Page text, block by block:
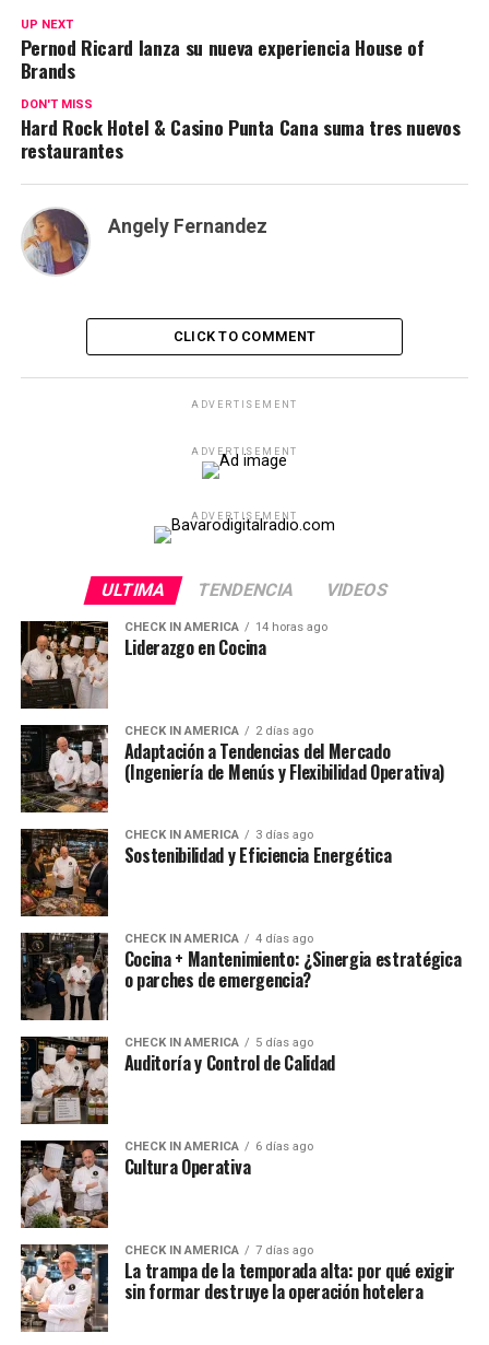
UP NEXT
Pernod Ricard lanza su nueva experiencia House of
Brands
DON'T MISS
Hard Rock Hotel & Casino Punta Cana suma tres nuevos
restaurantes
Angely Fernandez
CLICK TO COMMENT
ADVERTISEMENT
ADVERTISEMENT
ADVERTISEMENT
ULTIMA TENDENCIA VIDEOS
CHECK IN AMERICA 14 horas ago
Liderazgo en Cocina
CHECK IN AMERICA 2 días ago
Adaptación a Tendencias del Mercado
(Ingeniería de Menús y Flexibilidad Operativa)
CHECK IN AMERICA 3 días ago
Sostenibilidad y Eficiencia Energética
CHECK IN AMERICA 4 días ago
Cocina + Mantenimiento: ¿Sinergia estratégica
o parches de emergencia?
CHECK IN AMERICA 5 días ago
Auditoría y Control de Calidad
CHECK IN AMERICA 6 días ago
Cultura Operativa
CHECK IN AMERICA 7 días ago
La trampa de la temporada alta: por qué exigir
sin formar destruye la operación hotelera